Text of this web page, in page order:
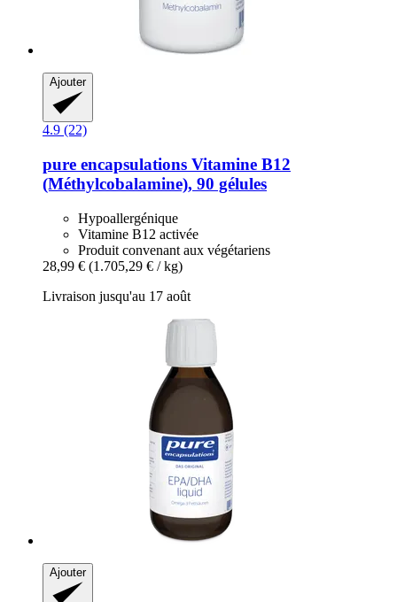
Ajouter
4.9 (22)
pure encapsulations Vitamine B12
(Méthylcobalamine), 90 gélules
Hypoallergénique
Vitamine B12 activée
Produit convenant aux végétariens
28,99 € (1.705,29 € / kg)
Livraison jusqu'au 17 août
Ajouter